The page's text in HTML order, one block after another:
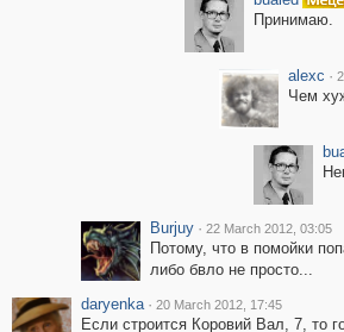
Принимаю.
alexc ·
Чем
Burjuy · 22 March 2012, 03:05
Потому, что в помойки
либо бвло не просто...
daryenka · 20 March 2012, 17:45
Если строится Коровий Вал, 7, то